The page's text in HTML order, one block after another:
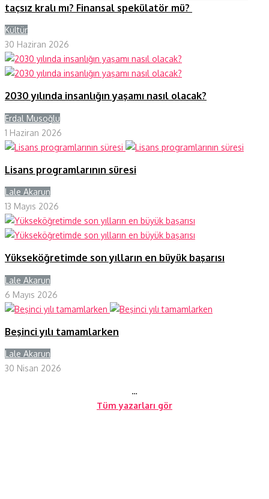
taçsız kralı mı? Finansal spekülatör mü?
Kültür
30 Haziran 2026
2030 yılında insanlığın yaşamı nasıl olacak?
Erdal Musoğlu
1 Haziran 2026
Lisans programlarının süresi
Lale Akarun
13 Mayıs 2026
Yükseköğretimde son yılların en büyük başarısı
Lale Akarun
6 Mayıs 2026
Beşinci yılı tamamlarken
Lale Akarun
30 Nisan 2026
…
Tüm yazarları gör